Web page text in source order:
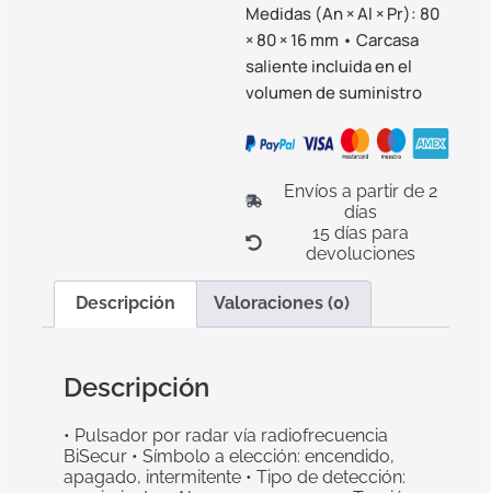
Medidas (An × Al × Pr): 80
× 80 × 16 mm • Carcasa
saliente incluida en el
volumen de suministro
Envíos a partir de 2
días
15 días para
devoluciones
Descripción Valoraciones (0)
Descripción
• Pulsador por radar vía radiofrecuencia
BiSecur • Símbolo a elección: encendido,
apagado, intermitente • Tipo de detección: